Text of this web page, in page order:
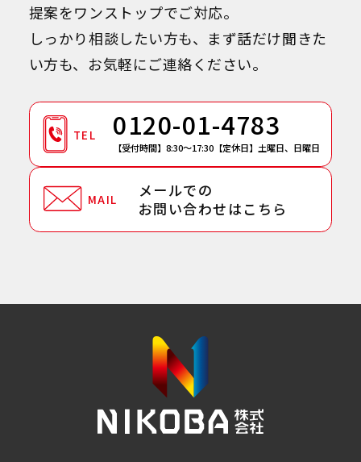
提案をワンストップでご対応。
しっかり相談したい方も、まず話だけ聞きた
い方も、お気軽にご連絡ください。
TEL 0120-01-4783
【受付時間】8:30～17:30 【定休日】土曜日、日曜日
MAIL
メールでの
お問い合わせはこちら